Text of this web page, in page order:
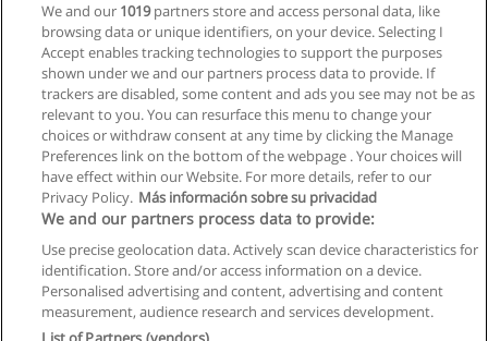
Bachelor Media- und Kommunikationsberatung
Fachhochschule St. Pölten
Mehr Information
Allgemeinen geschäftsbedingungen
Datenschutzpolitik
In Verbindung setzen mit Educaedu
We and our 1019partners store and access personal data, like
browsing data or unique identifiers, on your device. Selecting I
Accept enables tracking technologies to support the purposes
shown under we and our partners process data to provide. If
trackers are disabled, some content and ads you see may not be as
relevant to you. You can resurface this menu to change your
choices or withdraw consent at any time by clicking the Manage
Preferences link on the bottom of the webpage . Your choices will
have effect within our Website. For more details, refer to our
Privacy Policy. Más información sobre su privacidad
We and our partners process data to provide:
Use precise geolocation data. Actively scan device characteristics for
identification. Store and/or access information on a device.
Personalised advertising and content, advertising and content
measurement, audience research and services development.